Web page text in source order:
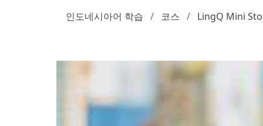
인도네시아어 학습
코스 LingQ Mini